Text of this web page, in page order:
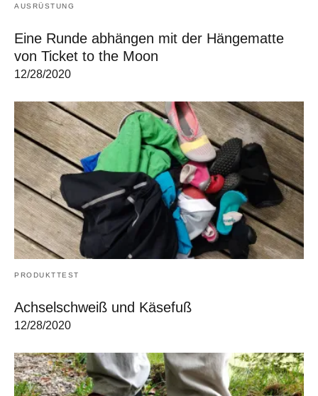
AUSRÜSTUNG
Eine Runde abhängen mit der Hängematte
von Ticket to the Moon
12/28/2020
PRODUKTTEST
Achselschweiß und Käsefuß
12/28/2020